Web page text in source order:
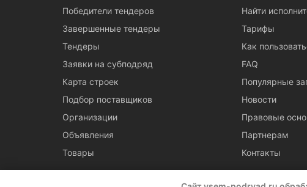
Победители тендеров
Завершенные тендеры
Тендеры
Заявки на субподряд
Карта строек
Подбор поставщиков
Организации
Объявления
Товары
Найти
Тарифы
Как
FAQ
Популярные
Новости
Правовые
Партнерам
Контакты